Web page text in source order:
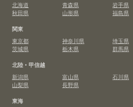
北海道
青森県 岩手県
秋田県
山形県
福島県
関東
東京都
神奈川県 埼玉県
茨城県
栃木県
群馬県
北陸・甲信越
新潟県
富山県 石川県
山梨県
長野県
東海